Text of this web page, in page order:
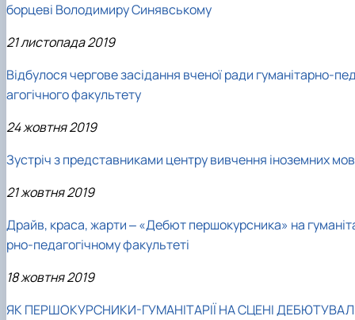
борцеві Володимиру Синявському
21 листопада 2019
Відбулося чергове засідання вченої ради гуманітарно-
агогічного факультету
24 жовтня 2019
Зустріч з представниками центру вивчення іноземних мов
21 жовтня 2019
Драйв, краса, жарти ‒ «Дебют першокурсника» на
рно-педагогічному факультеті
18 жовтня 2019
ЯК ПЕРШОКУРСНИКИ-ГУМАНІТАРІЇ НА СЦЕНІ ДЕБЮТУВАЛ